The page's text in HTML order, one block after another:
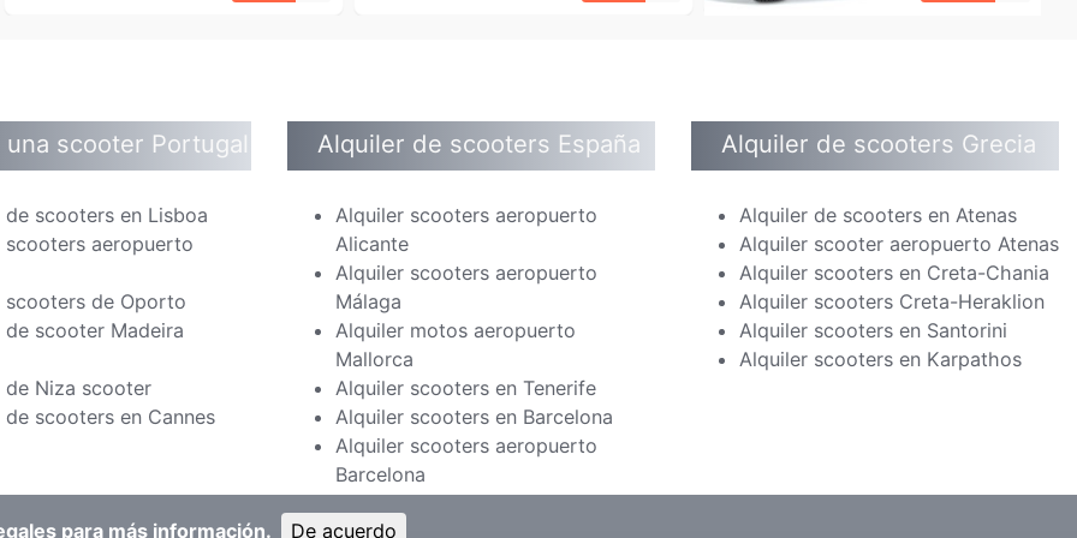
scooter Portugal
de scooters en Lisboa
scooters aeropuerto
scooters de Oporto
de scooter Madeira
de Niza scooter
scooters en Cannes
Alquiler de scooters España
Alquiler scooters aeropuerto
Alicante
Alquiler scooters aeropuerto
Málaga
Alquiler motos aeropuerto
Mallorca
Alquiler scooters en Tenerife
Alquiler scooters en Barcelona
Alquiler scooters aeropuerto
Barcelona
Alquiler de scooters Grecia
Alquiler de scooters en Atenas
Alquiler scooter aeropuerto Atenas
Alquiler scooters en Creta-Chania
Alquiler scooters Creta-Heraklion
Alquiler scooters en Santorini
Alquiler scooters en Karpathos
para más información. De acuerdo